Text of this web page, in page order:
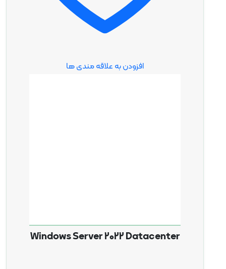
افزودن به علاقه مندی ها
Windows Server 2022 Datacenter